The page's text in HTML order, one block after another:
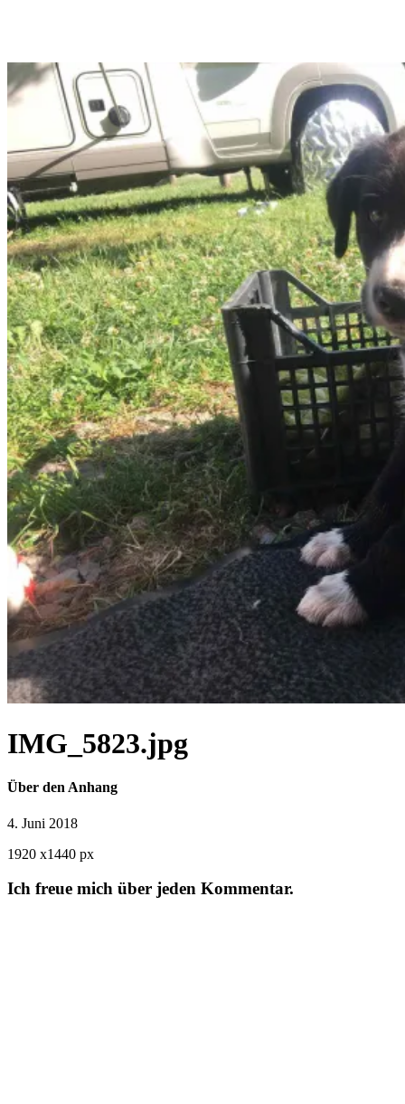
IMG_5823.jpg
Über den Anhang
4. Juni 2018
1920 x1440 px
Ich freue mich über jeden Kommentar.